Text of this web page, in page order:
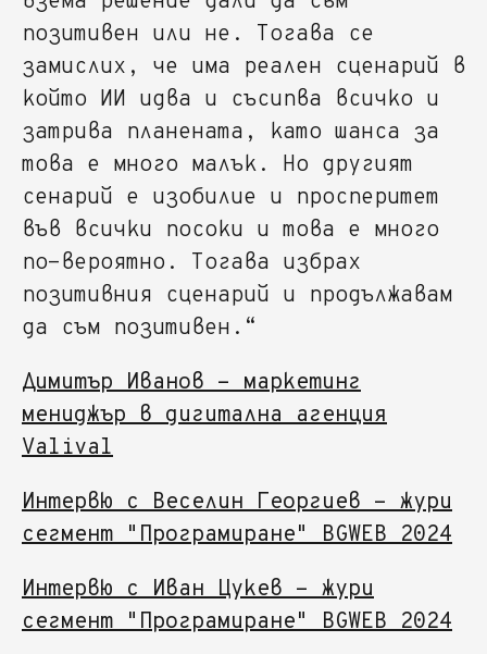
позитивен или не. Тогава се
замислих, че има реален сценарий в
който ИИ идва и съсипва всичко и
затрива планената, като шанса за
това е много малък. Но другият
сенарий е изобилие и просперитет
във всички посоки и това е много
по-вероятно. Тогава избрах
позитивния сценарий и продължавам
да съм позитивен.“
Димитър Иванов - маркетинг
мениджър в дигитална агенция
Valival
Интервю с Веселин Георгиев - жури
сегмент "Програмиране" BGWEB 2024
Интервю с Иван Цукев - жури
сегмент "Програмиране" BGWEB 2024